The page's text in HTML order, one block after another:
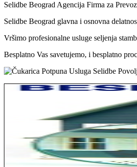
Selidbe Beograd Agencija Firma za
Selidbe Beograd glavna i osnovna
Vršimo profesionalne usluge seljenja
Besplatno Vas savetujemo, i besplatno